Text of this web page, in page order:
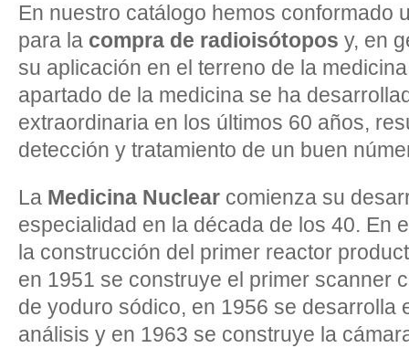
En nuestro catálogo hemos conformado
para la compra de radioisótopos y, en
su aplicación en el terreno de la
apartado de la medicina se ha
extraordinaria en los últimos 60 años,
detección y tratamiento de un buen
La Medicina Nuclear comienza su
especialidad en la década de los 40. En
la construcción del primer reactor
en 1951 se construye el primer scanner
de yoduro sódico, en 1956 se desarrolla
análisis y en 1963 se construye la